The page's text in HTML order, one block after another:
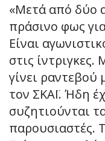
«Μετά από δύο
πράσινο φως
Είναι
στις
γίνει ραντεβού
τον ΣΚΑΪ. Ήδη
συζητιούνται
παρουσιαστές.